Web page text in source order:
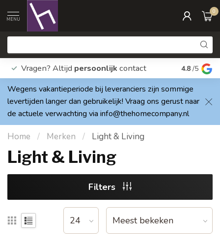
MENU
0
Vragen? Altijd persoonlijk contact Elke dag
4.8 /5
Wegens vakantieperiode bij leveranciers zijn sommige
levertijden langer dan gebruikelijk! Vraag ons gerust naar
de actuele verwachting via info@thehomecompany.nl
Home / Merken / Light & Living
Light & Living
Filters